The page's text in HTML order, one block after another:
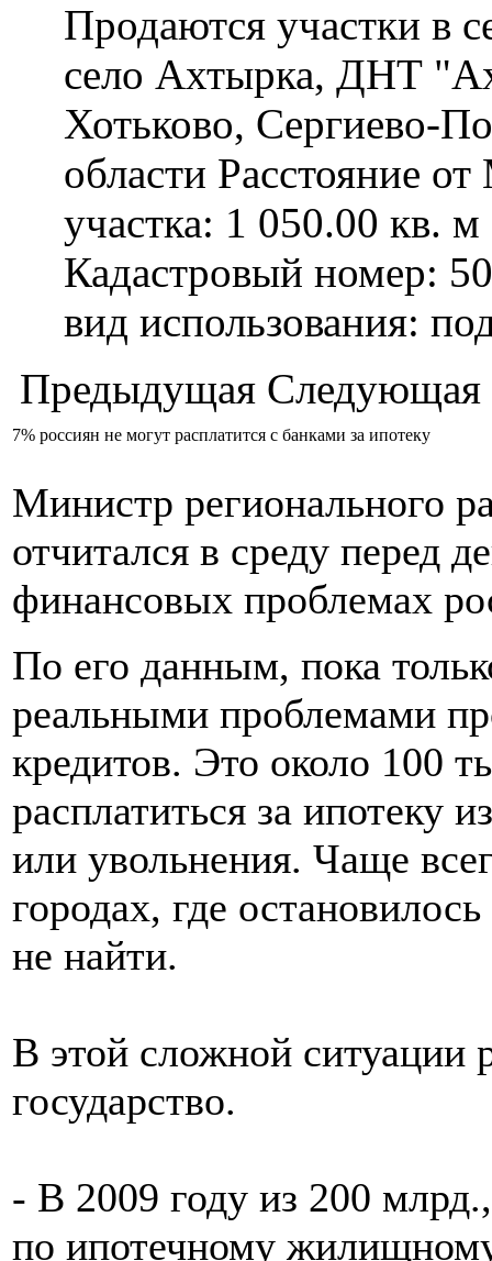
Продаются участки в
село Ахтырка, ДНТ
Хотьково, Сергиево-
области Расстояние
участка: 1 050.00 кв.
Кадастровый номер:
вид использования:
Предыдущая Следующая
7% россиян не могут расплатится с банками за ипотеку
Министр регионального
отчитался в среду перед
финансовых проблемах
По его данным, пока
реальными проблемами
кредитов. Это около 100
расплатиться за ипотеку
или увольнения. Чаще
городах, где
не найти.
В этой сложной ситуации
государство.
- В 2009 году из 200
по ипотечному